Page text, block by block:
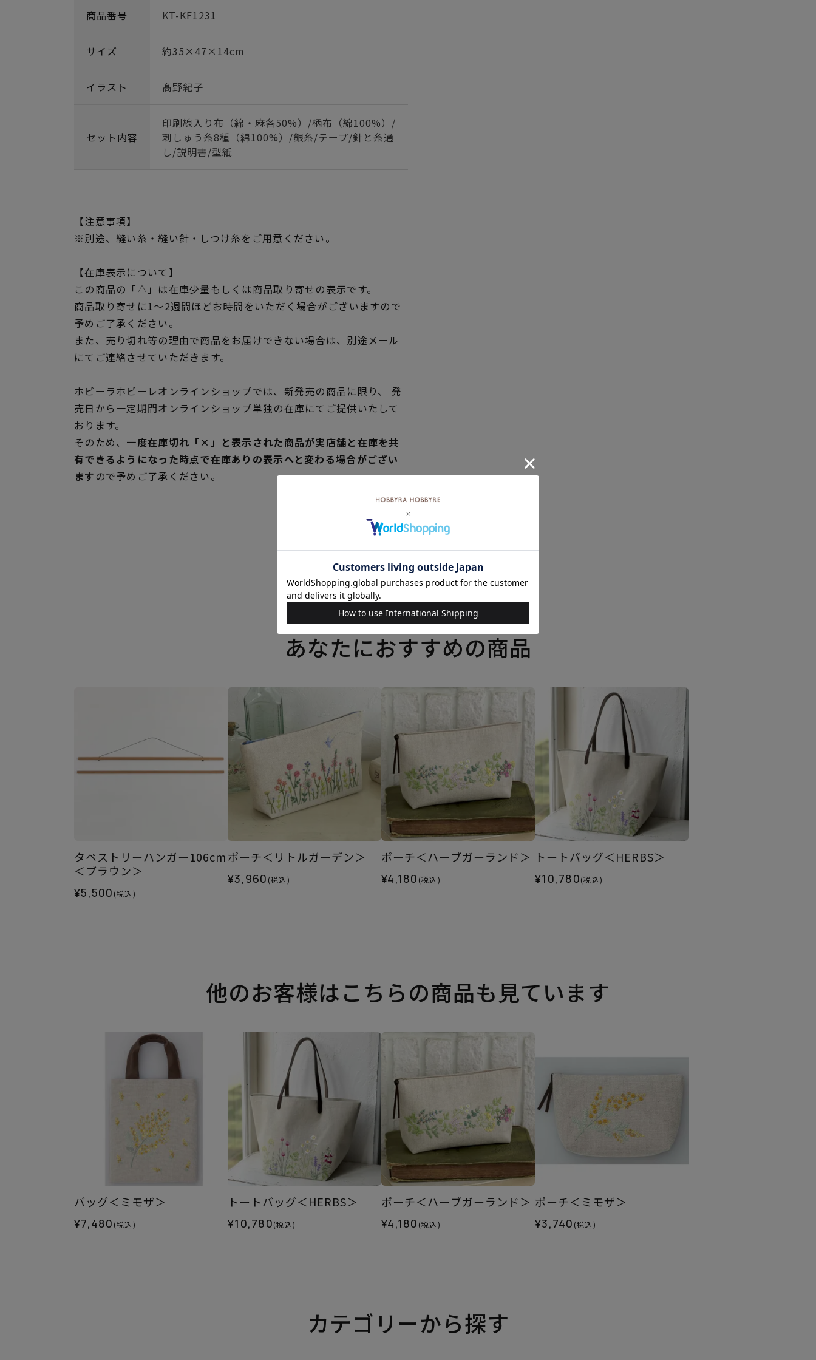
商品番号 KT-KF1231
サイズ 約35×47×14cm
イラスト 髙野紀子
セット内容
印刷線入り布（綿・麻各50%）/柄布（綿100%）/
刺しゅう糸8種（綿100%）/銀糸/テープ/針と糸通
し/説明書/型紙
【注意事項】
※別途、縫い糸・縫い針・しつけ糸をご用意ください。
【在庫表示について】
この商品の「△」は在庫少量もしくは商品取り寄せの表示です。
商品取り寄せに1～2週間ほどお時間をいただく場合がございますので
予めご了承ください。
また、売り切れ等の理由で商品をお届けできない場合は、別途メール
にてご連絡させていただきます。
ホビーラホビーレオンラインショップでは、新発売の商品に限り、 発
売日から一定期間オンラインショップ単独の在庫にてご提供いたして
おります。
そのため、 一度在庫切れ「×」と表示された商品が実店舗と在庫を共
有できるようになった時点で在庫ありの表示へと変わる場合がござい
ます ので予めご了承ください。
あなたにおすすめの商品
タペストリーハンガー106cm
＜ブラウン＞
¥5,500 (税込)
ポーチ＜リトルガーデン＞
¥3,960 (税込)
ポーチ＜ハーブガーランド＞
¥4,180 (税込)
トートバッグ＜HERBS＞
¥10,780(税込)
他のお客様はこちらの商品も見ています
バッグ＜ミモザ＞
¥7,480 (税込)
トートバッグ＜HERBS＞
¥10,780(税込)
ポーチ＜ハーブガーランド＞
¥4,180 (税込)
ポーチ＜ミモザ＞
¥3,740 (税込)
カテゴリーから探す